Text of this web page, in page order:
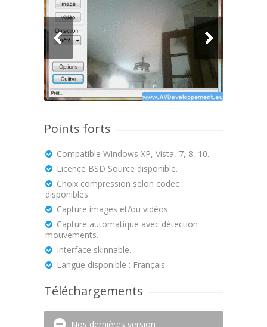
Points forts
Compatible Windows XP, Vista, 7, 8, 10.
Licence BSD Source disponible.
Choix compression selon codec
disponibles.
Capture images et/ou vidéos.
Capture automatique avec détection
mouvements.
Interface skinnable.
Langue disponible : Français.
Téléchargements
Nos dernières version